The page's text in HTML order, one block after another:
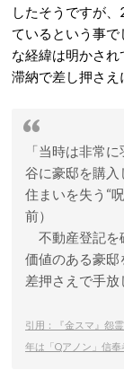
したそうですが
ているという事
な経緯は明かさ
滞納で差し押さえ
「当時は非常
谷に豪邸を購入
住まいを失う“
前）
不動産登記を
価値のある豪
差押さえで手放
引用：『金スマ』怨
年は「Qアノン」信奉